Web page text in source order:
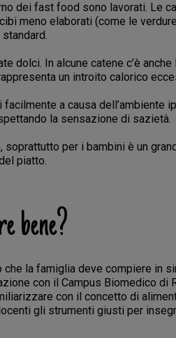
dei fast food sono lavorati. Le
meno elaborati (come le
dolci. In alcune catene c’è
un introito calorico
a causa dell’ambiente
la sensazione di sazietà.
per i bambini è un
piatto.
bene?
la famiglia deve compiere in
con il Campus Biomedico di
con il concetto di
gli strumenti giusti per